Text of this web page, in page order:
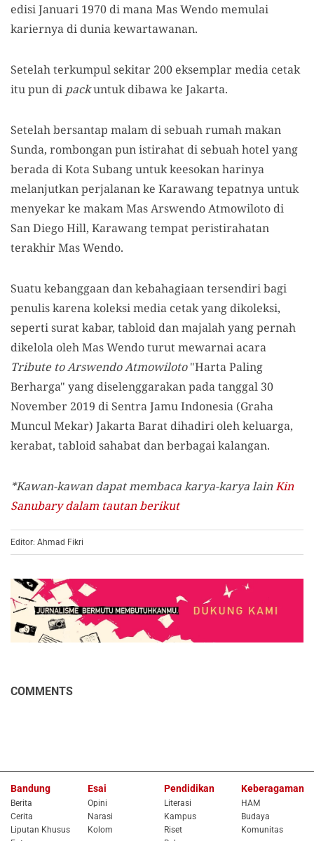
edisi Januari 1970 di mana Mas Wendo memulai
kariernya di dunia kewartawanan.
Setelah terkumpul sekitar 200 eksemplar media cetak
itu pun di packuntuk dibawa ke Jakarta.
Setelah bersantap malam di sebuah rumah makan
Sunda, rombongan pun istirahat di sebuah hotel yang
berada di Kota Subang untuk keesokan harinya
melanjutkan perjalanan ke Karawang tepatnya untuk
menyekar ke makam Mas Arswendo Atmowiloto di
San Diego Hill, Karawang tempat peristirahatan
terakhir Mas Wendo.
Suatu kebanggaan dan kebahagiaan tersendiri bagi
penulis karena koleksi media cetak yang dikoleksi,
seperti surat kabar, tabloid dan majalah yang pernah
dikelola oleh Mas Wendo turut mewarnai acara
Tribute to Arswendo Atmowiloto"Harta Paling
Berharga" yang diselenggarakan pada tanggal 30
November 2019 di Sentra Jamu Indonesia (Graha
Muncul Mekar) Jakarta Barat dihadiri oleh keluarga,
kerabat, tabloid sahabat dan berbagai kalangan.
*Kawan-kawan dapat membaca karya-karya lainKin
Sanubary dalam tautan berikut
Editor: Ahmad Fikri
COMMENTS
Bandung
Berita
Cerita
Liputan Khusus
Esai
Opini
Narasi
Kolom
Pendidikan
Literasi
Kampus
Riset
Keberagaman
HAM
Budaya
Komunitas